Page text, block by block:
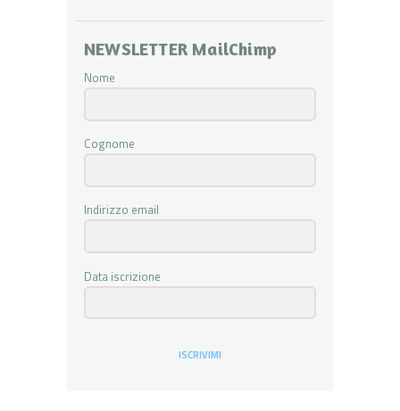
NEWSLETTER MailChimp
Nome
Cognome
Indirizzo email
Data iscrizione
ISCRIVIMI